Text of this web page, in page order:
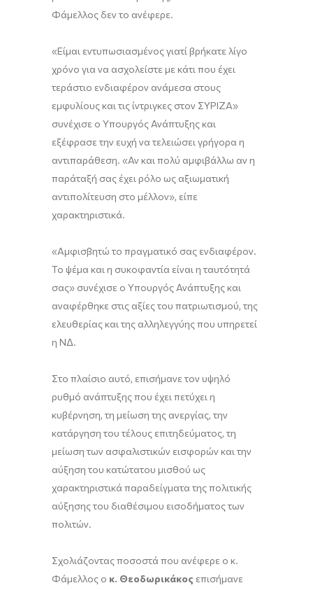
Φάμελλος δεν το ανέφερε.
«Είμαι εντυπωσιασμένος γιατί βρήκατε λίγο
χρόνο για να ασχολείστε με κάτι που έχει
τεράστιο ενδιαφέρον ανάμεσα στους
εμφυλίους και τις ίντριγκες στον ΣΥΡΙΖΑ»
συνέχισε ο Υπουργός Ανάπτυξης και
εξέφρασε την ευχή να τελειώσει γρήγορα η
αντιπαράθεση. «Αν και πολύ αμφιβάλλω αν η
παράταξή σας έχει ρόλο ως αξιωματική
αντιπολίτευση στο μέλλον», είπε
χαρακτηριστικά.
«Αμφισβητώ το πραγματικό σας ενδιαφέρον.
Το ψέμα και η συκοφαντία είναι η ταυτότητά
σας» συνέχισε ο Υπουργός Ανάπτυξης και
αναφέρθηκε στις αξίες του πατριωτισμού, της
ελευθερίας και της αλληλεγγύης που υπηρετεί
η ΝΔ.
Στο πλαίσιο αυτό, επισήμανε τον υψηλό
ρυθμό ανάπτυξης που έχει πετύχει η
κυβέρνηση, τη μείωση της ανεργίας, την
κατάργηση του τέλους επιτηδεύματος, τη
μείωση των ασφαλιστικών εισφορών και την
αύξηση του κατώτατου μισθού ως
χαρακτηριστικά παραδείγματα της πολιτικής
αύξησης του διαθέσιμου εισοδήματος των
πολιτών.
Σχολιάζοντας ποσοστά που ανέφερε ο κ.
Φάμελλος ο κ. Θεοδωρικάκος επισήμανε